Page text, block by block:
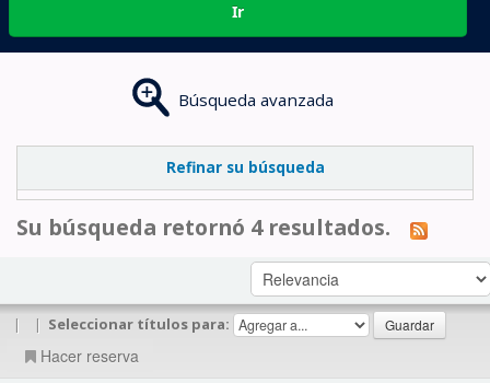
Ir
Búsqueda avanzada
Refinar su búsqueda
Su búsqueda retornó 4 resultados.
| | Seleccionar títulos para:
Hacer reserva